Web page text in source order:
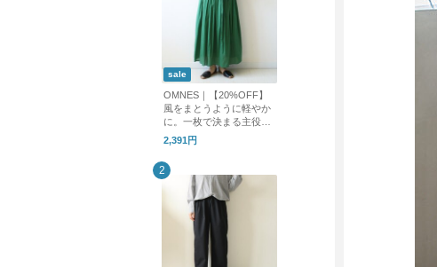
sale
OMNES｜【20%OFF】
風をまとうように軽やか
に。一枚で決まる主役ロ
ングスカート
2,391円